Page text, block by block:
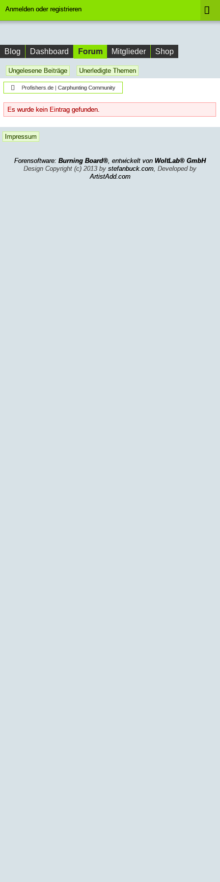
Anmelden oder registrieren
Blog Dashboard Forum Mitglieder Shop
Ungelesene Beiträge Unerledigte Themen
Profishers.de | Carphunting Community
Es wurde kein Eintrag gefunden.
Impressum
Forensoftware: Burning Board®, entwickelt von WoltLab® GmbH
Design Copyright (c) 2013 by stefanbuck.com, Developed by
ArtistAdd.com